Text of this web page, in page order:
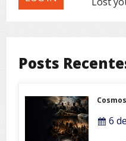
Posts
Cosmos
6